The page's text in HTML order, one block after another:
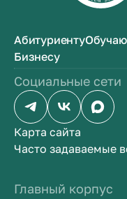
Абитуриенту
Бизнесу
Социальные сети
Карта сайта
Часто задаваемые
Главный корпус